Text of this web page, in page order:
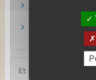
Un salarié
Un agent public
la fin de son
Et aussi